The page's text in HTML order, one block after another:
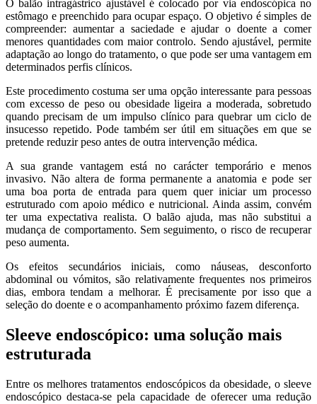
O balão intragástrico ajustável é colocado por via endoscópica no
estômago e preenchido para ocupar espaço. O objetivo é simples de
compreender: aumentar a saciedade e ajudar o doente a comer
menores quantidades com maior controlo. Sendo ajustável, permite
adaptação ao longo do tratamento, o que pode ser uma vantagem em
determinados perfis clínicos.
Este procedimento costuma ser uma opção interessante para pessoas
com excesso de peso ou obesidade ligeira a moderada, sobretudo
quando precisam de um impulso clínico para quebrar um ciclo de
insucesso repetido. Pode também ser útil em situações em que se
pretende reduzir peso antes de outra intervenção médica.
A sua grande vantagem está no carácter temporário e menos
invasivo. Não altera de forma permanente a anatomia e pode ser
uma boa porta de entrada para quem quer iniciar um processo
estruturado com apoio médico e nutricional. Ainda assim, convém
ter uma expectativa realista. O balão ajuda, mas não substitui a
mudança de comportamento. Sem seguimento, o risco de recuperar
peso aumenta.
Os efeitos secundários iniciais, como náuseas, desconforto
abdominal ou vómitos, são relativamente frequentes nos primeiros
dias, embora tendam a melhorar. É precisamente por isso que a
seleção do doente e o acompanhamento próximo fazem diferença.
Sleeve endoscópico: uma solução mais
estruturada
Entre os melhores tratamentos endoscópicos da obesidade, o sleeve
endoscópico destaca-se pela capacidade de oferecer uma redução